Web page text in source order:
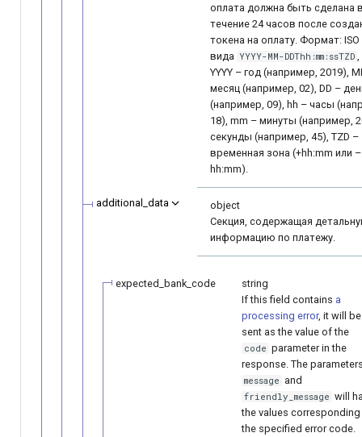
оплата должна быть сделана
течение 24 часов после
токена на оплату. Формат: ISO
вида YYYY-MM-DDThh:mm:ssTZD
YYYY – год (например, 2019),
месяц (например, 02), DD –
(например, 09), hh – часы
18), mm – минуты (например,
секунды (например, 45), TZD –
временная зона (+hh:mm или –
hh:mm).
additional_data
object
Секция, содержащая
информацию по платежу.
expected_bank_code
string
If this field contains a
processing error, it will be
sent as the value of the
code parameter in the
response. The
message and
friendly_message will
the values
the specified error code.